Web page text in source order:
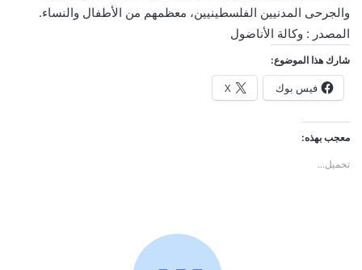
والجرحى المدنيين الفلسطينيين، معظمهم من الأطفال والنساء.
المصدر : وكالة الأناضول
شارك هذا الموضوع:
فيس بوك X
معجب بهذه:
تحميل...